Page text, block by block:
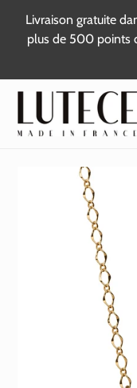
contenu
Livraison gratuite
plus de 500 points